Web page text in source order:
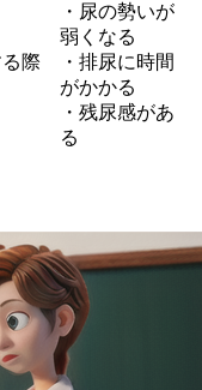
際
・尿の勢いが
弱くなる
・排尿に時間
がかかる
・残尿感があ
る